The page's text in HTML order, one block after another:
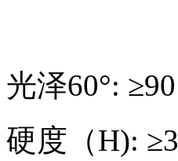
光泽60°: ≥90
硬度（H): ≥3